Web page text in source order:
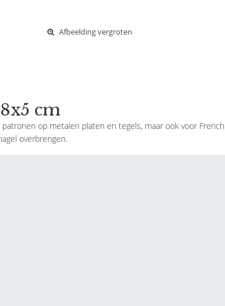
Afbeelding vergroten
cm
op metalen platen en tegels, maar ook voor
overbrengen.